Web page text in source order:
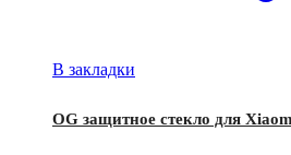
В закладки
OG защитное стекло для